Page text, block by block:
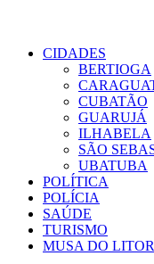
CIDADES
BERTIOGA
CUBATÃO
GUARUJÁ
ILHABELA
SÃO
UBATUBA
POLÍTICA
POLÍCIA
SAÚDE
TURISMO
MUSA DO